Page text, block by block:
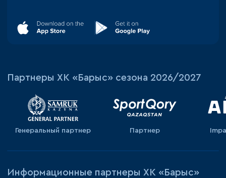
Партнеры ХК «Барыс» сезона 2026/2027
Генеральный партнер Партнер
Информационные партнеры ХК «Барыс»